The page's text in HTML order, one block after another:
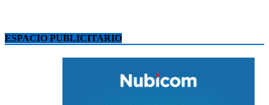
ESPACIO PUBLICITARIO